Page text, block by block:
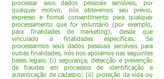
processar seus dados pessoais sensíveis, por
qualquer motivo, nós obteremos seu prévio,
expresso e formal consentimento para qualquer
processamento que for voluntário (por exemplo,
para finalidades de marketing), desde que
vinculado a finalidades específicas. Se
processarmos seus dados pessoais sensíveis para
outras finalidades, nós nos apoiamos nas seguintes
bases legais: (i) segurança, detecção e prevenção
de fraudes em processos de identificação e
autenticação de cadastro; (ii) proteção da vida ou